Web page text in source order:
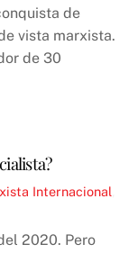
de
vista marxista.
de 30
Internacional
2020. Pero